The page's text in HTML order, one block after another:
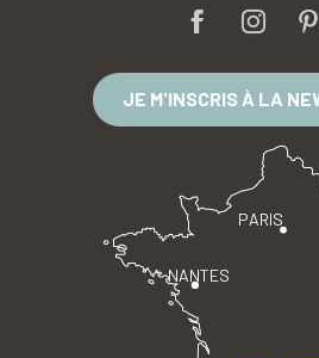
JE M'INSCRIS À LA
PARIS
NANTES